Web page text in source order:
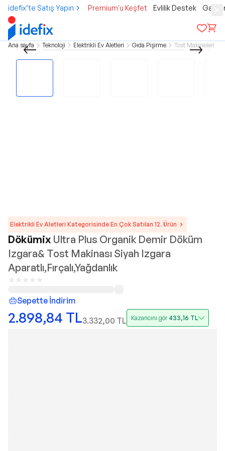
idefix’te Satış Yapın Premium'u Keşfet Evlilik Destek
Ana sayfa Teknoloji Elektrikli Ev Aletleri Gıda Pişirme Tost Makineleri
Elektrikli Ev Aletleri Kategorisinde En Çok Satılan 12. Ürün
Dökümix Ultra Plus Organik Demir Döküm
Izgara& Tost Makinası Siyah Izgara
Aparatlı,Fırçalı,Yağdanlık
Sepette İndirim
2.898,84 TL3.332,00 TL Kazancını gör 433,16 TL